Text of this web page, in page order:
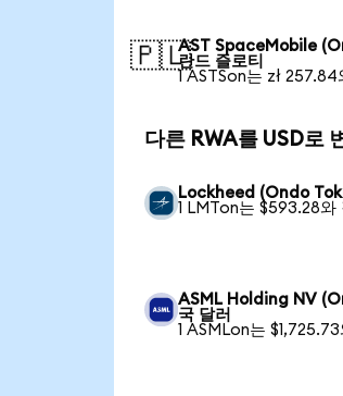
🇵🇱AST SpaceMobile
란드 즐로티
1 ASTSon는 zł 257.84
다른 RWA를 USD로
Lockheed (Ondo
1 LMTon는 $593.28와
ASML Holding NV
국 달러
1 ASMLon는